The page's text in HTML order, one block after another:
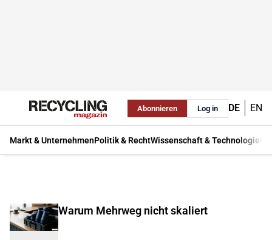
Abonnieren Log in DE EN
Markt & UnternehmenPolitik & RechtWissenschaft & Technologie
Warum Mehrweg nicht skaliert